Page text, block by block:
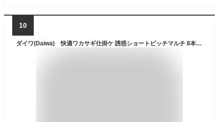
10
ダイワ(Daiwa) 快適ワカサギ仕掛ケ 誘惑ショートピッチマルチ 8本-1.5 ケイムラカラーフック / ワカサギ釣り ワカサギ仕掛け 【釣具 釣り具】